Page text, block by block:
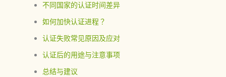
不同国家的认证时间差异
如何加快认证进程？
认证失败常见原因及应对
认证后的用途与注意事项
总结与建议